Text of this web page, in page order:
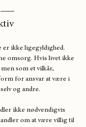
er ikke ligegyldighed.
omsorg. Hvis livet ikke
som et vilkår,
for ansvar at være i
og andre.
ikke nødvendigvis
om at være villig til